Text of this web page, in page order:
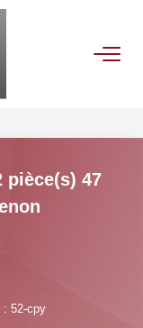
pièce(s) 47
: 52-cpy